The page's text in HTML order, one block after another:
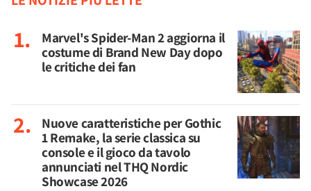
Marvel's Spider-Man 2 aggiorna il
costume di Brand New Day dopo
le critiche dei fan
Nuove caratteristiche per Gothic
1 Remake, la serie classica su
console e il gioco da tavolo
annunciati nel THQ Nordic
Showcase 2026